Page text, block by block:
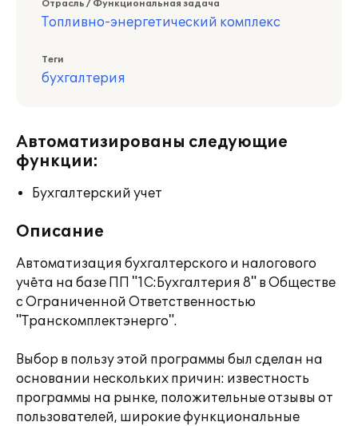
Отрасль / Функциональная задача
Топливно-энергетический комплекс
Теги
бухгалтерия
Автоматизированы следующие
функции:
Бухгалтерский учет
Описание
Автоматизация бухгалтерского и налогового
учёта на базе ПП "1С:Бухгалтерия 8" в Обществе
с Ограниченной Ответственностью
"Транскомплектэнерго".
Выбор в пользу этой программы был сделан на
основании нескольких причин: известность
программы на рынке, положительные отзывы от
пользователей, широкие функциональные